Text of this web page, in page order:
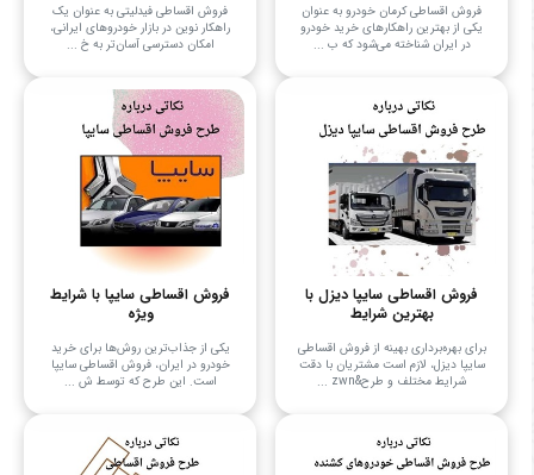
فروش اقساطی کرمان خودرو به عنوان
یکی از بهترین راهکارهای خرید خودرو
در ایران شناخته می‌شود که ب ...
فروش اقساطی فیدلیتی به عنوان یک
راهکار نوین در بازار خودروهای ایرانی،
امکان دسترسی آسان‌تر به خ ...
فروش اقساطی سایپا دیزل با
بهترین شرایط
برای بهره‌برداری بهینه از فروش اقساطی
سایپا دیزل، لازم است مشتریان با دقت
شرایط مختلف و طرح&zwn ...
فروش اقساطی سایپا با شرایط
ویژه
یکی از جذاب‌ترین روش‌ها برای خرید
خودرو در ایران، فروش اقساطی سایپا
است. این طرح که توسط ش ...